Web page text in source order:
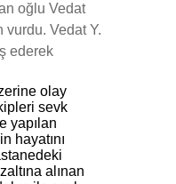
oğlu Vedat
vurdu. Vedat Y.
ederek
olay
sevk
yapılan
hayatını
alınan